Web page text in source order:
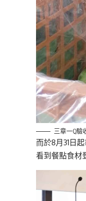
三章一Q驗
而於8月31日
看到餐點食材